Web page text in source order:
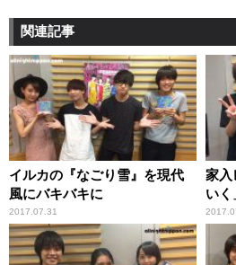
関連記事
イルカの『なごり雪』を現代
風にバキバキに
2017.07.31
家入
いく